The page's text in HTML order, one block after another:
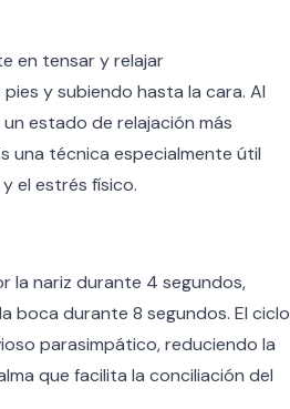
en tensar y relajar
y subiendo hasta la cara. Al
estado de relajación más
una técnica especialmente útil
el estrés físico.
la nariz durante 4 segundos,
boca durante 8 segundos. El ciclo
parasimpático, reduciendo la
que facilita la conciliación del